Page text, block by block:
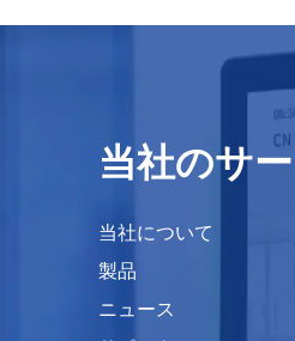
当社のサ
当社について
製品
ニュース